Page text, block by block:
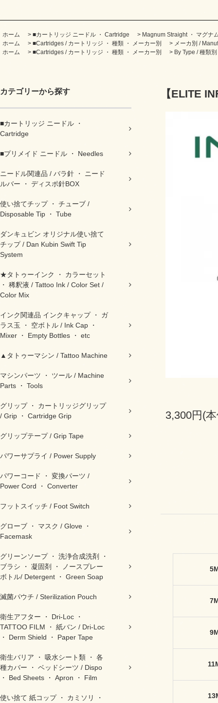
ホーム > ■カートリッジ ニードル ・ Cartridge > Magnum Straight ・ マグナ
ホーム
> ■Cartridges / カートリッジ ・ 種類 ・ メーカー別 > メーカ別 /
ホーム
> ■Cartridges / カートリッジ ・ 種類 ・ メーカー別 > By Type / 種類別
カテゴリーから探す
■カートリッジ ニードル ・
Cartridge
■プリメイド ニードル ・ Needles
ニードル関連品 / バラ針 ・ ニード
ルバー ・ ディスポ針BOX
使い捨てチップ ・ チューブ /
Disposable Tip ・ Tube
ダンキュビン オリジナル使い捨て
チップ / Dan Kubin Swift Tip
System
★タトゥーインク ・ カラーセット
・ 稀釈液 / Tattoo Ink / Color Set /
Color Mix
インク関連品 インクキャップ ・ ガ
ラス玉 ・ 空ボトル / Ink Cap ・
Mixer ・ Empty Bottles ・ etc
▲タトゥーマシン / Tattoo Machine
マシンパーツ ・ ツール / Machine
Parts ・ Tools
グリップ ・ カートリッジグリップ
/ Grip ・ Cartridge Grip
グリップテープ / Grip Tape
パワーサプライ / Power Supply
パワーコード ・ 変換パーツ /
Power Cord ・ Converter
フットスイッチ / Foot Switch
グローブ ・ マスク / Glove ・
Facemask
グリーンソープ ・ 洗浄合成洗剤 ・
ブラシ ・ 凝固剤 ・ ノースプレー
ボトル/ Detergent ・ Green Soap
滅菌パウチ / Sterilization Pouch
衛生アフター ・ Dri-Loc ・
TATTOO FILM ・ 紙バン / Dri-Loc
・ Derm Shield ・ Paper Tape
衛生バリア ・ 吸水シート類 ・ 各
種カバー ・ ベッドシーツ / Dispo
・ Bed Sheets ・ Apron ・ Film
使い捨て 紙コップ ・ カミソリ ・
【ELITE
3,300円(